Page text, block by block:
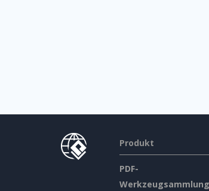
Produkt
PDF-
Werkzeugsammlung